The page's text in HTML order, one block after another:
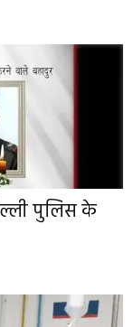
पुलिस के